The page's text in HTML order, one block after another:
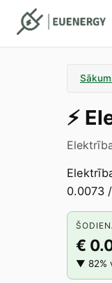
⚡️
0.0073
€
▼ 82%